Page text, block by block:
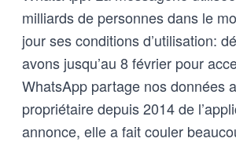
milliards de personnes dans le
jour ses conditions d’utilisation:
avons jusqu’au 8 février pour
WhatsApp partage nos données
propriétaire depuis 2014 de
annonce, elle a fait couler